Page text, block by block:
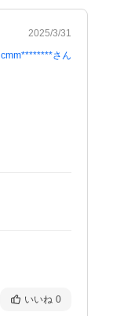
2025/3/31
cmm********さん
いいね 0